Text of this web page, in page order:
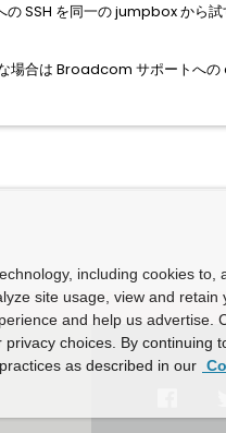
SSH を同一の jumpbox から
場合は Broadcom サポートへ
including cookies to,
site usage, view and retain
and help us advertise.
privacy choices. By continuing
as described in our